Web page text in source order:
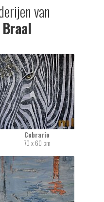
van
Cebrario
70 x 60 cm